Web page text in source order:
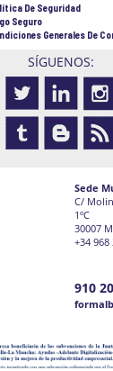
De Seguridad
Seguro
Generales De
SÍGUENOS:
Sede
C/
1ºC
30007
+34 968
910